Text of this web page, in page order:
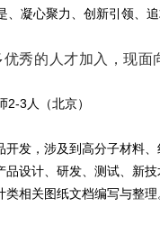
、凝心聚力、创新引领、
优秀的人才加入，现
2-3人（北京）
开发，涉及到高分子材料
品设计、研发、测试、新技
相关图纸文档编写与整理